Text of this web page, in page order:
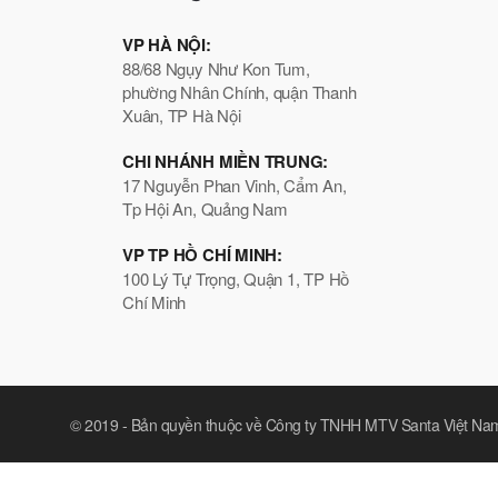
VP HÀ NỘI:
88/68 Ngụy Như Kon Tum,
phường Nhân Chính, quận Thanh
Xuân, TP Hà Nội
CHI NHÁNH MIỀN TRUNG:
17 Nguyễn Phan Vinh, Cẩm An,
Tp Hội An, Quảng Nam
VP TP HỒ CHÍ MINH:
100 Lý Tự Trọng, Quận 1, TP Hồ
Chí Minh
© 2019 - Bản quyền thuộc về Công ty TNHH MTV Santa Việt